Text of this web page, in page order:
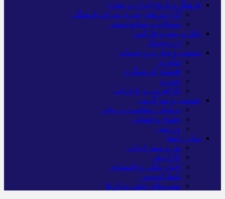
فرهنگ و تاریخ (ایران و جهان)
گزارش‌های خبری میراث فرهنگی
سوغات و صنایع دستی
بانک و بیمه و فارکس
ارزدیجیتال
صنعت و تجارت و خدمات
فناوری
اقتصاد گردشگری
خودرو
کارآفرینی و بازاریابی
عمومی و سرگرمی
پزشکی، سلامت و زیبایی
حقوق و قضایی
ورزشی
سایر راه‌ها
تور و سفر ایرانی
کارا دیلی
اخبار بانکی و اقتصادی
بلیط اتوبوس
مسیرهای نجف به کربلا